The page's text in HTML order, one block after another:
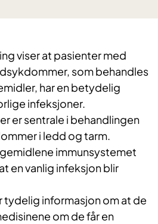
viser at pasienter med
som behandles
har en betydelig
infeksjoner.
er sentrale i behandlingen
i ledd og tarm.
immunsystemet
en vanlig infeksjon blir
tydelig informasjon om at de
om de får en